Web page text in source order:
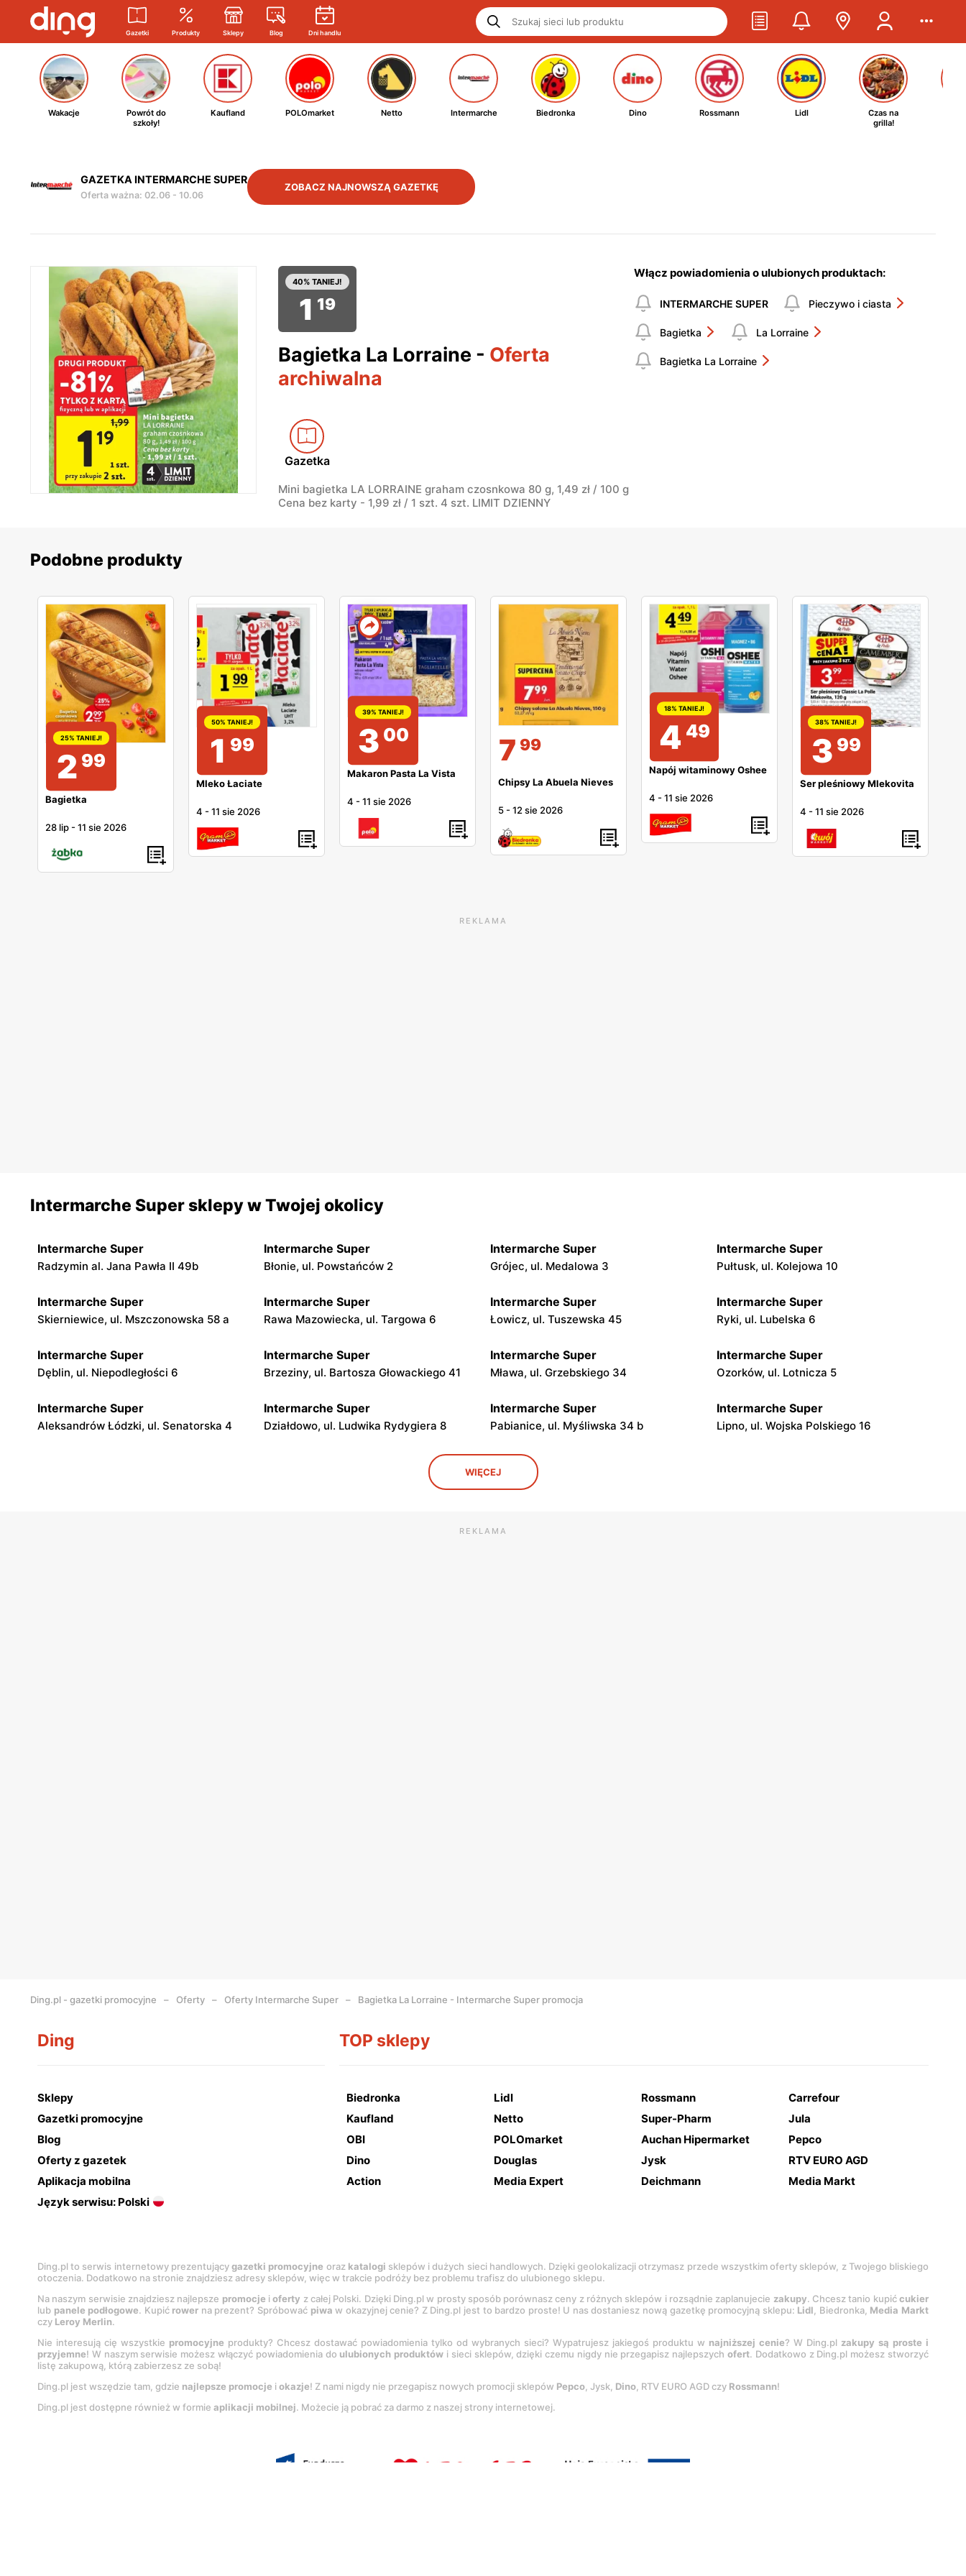
Gazetki Produkty Sklepy Blog Dni handlu
Wakacje
Powrót do
szkoły!
Kaufland POLOmarket Netto Intermarche Biedronka Dino Rossmann Lidl
Czas na
grilla!
GAZETKA INTERMARCHE SUPER
Oferta ważna: 02.06 - 10.06
ZOBACZ NAJNOWSZĄ GAZETKĘ
40% TANIEJ!
1 19
Bagietka La Lorraine - Oferta
archiwalna
Gazetka
Mini bagietka LA LORRAINE graham czosnkowa 80 g, 1,49 zł / 100 g
Cena bez karty - 1,99 zł / 1 szt. 4 szt. LIMIT DZIENNY
Włącz powiadomienia o ulubionych produktach:
INTERMARCHE SUPER Pieczywo i ciasta
Bagietka La Lorraine
Bagietka La Lorraine
Podobne produkty
25% TANIEJ!
2 99
Bagietka
28 lip -11 sie 2026
50% TANIEJ!
1 99
Mleko Łaciate
4 -11 sie 2026
39% TANIEJ!
3 00
Makaron Pasta La Vista
4 -11 sie 2026
7 99
Chipsy La Abuela Nieves
5 -12 sie 2026
18% TANIEJ!
4 49
Napój witaminowy Oshee
4 -11 sie 2026
38% TANIEJ!
3 99
Ser pleśniowy Mlekovita
4 -11 sie 2026
REKLAMA
Intermarche Super sklepy w Twojej okolicy
Intermarche Super
Radzymin al. Jana Pawła II 49b
Intermarche Super
Błonie, ul. Powstańców 2
Intermarche Super
Grójec, ul. Medalowa 3
Intermarche Super
Pułtusk, ul. Kolejowa 10
Intermarche Super
Skierniewice, ul. Mszczonowska 58 a
Intermarche Super
Rawa Mazowiecka, ul. Targowa 6
Intermarche Super
Łowicz, ul. Tuszewska 45
Intermarche Super
Ryki, ul. Lubelska 6
Intermarche Super
Dęblin, ul. Niepodległości 6
Intermarche Super
Brzeziny, ul. Bartosza Głowackiego 41
Intermarche Super
Mława, ul. Grzebskiego 34
Intermarche Super
Ozorków, ul. Lotnicza 5
Intermarche Super
Aleksandrów Łódzki, ul. Senatorska 4
Intermarche Super
Działdowo, ul. Ludwika Rydygiera 8
Intermarche Super
Pabianice, ul. Myśliwska 34 b
Intermarche Super
Lipno, ul. Wojska Polskiego 16
Intermarche Super
Brodnica, ul. Podgórna 65
Ciechocinek, ul. Mikołaja Kopernika 58 Radomsko, ul. Kościuszki 2B
WIĘCEJ
REKLAMA
Ding.pl - gazetki promocyjne Oferty Oferty Intermarche Super Bagietka La Lorraine - Intermarche Super promocja
Ding
Sklepy
Gazetki promocyjne
Blog
Oferty z gazetek
Aplikacja mobilna
Język serwisu: Polski
TOP sklepy
Biedronka Lidl Rossmann
Carrefour
Kaufland
Netto Super-Pharm
Jula
OBI
POLOmarket Auchan Hipermarket
Pepco
Dino
Douglas Jysk
RTV EURO AGD
Action
Media Expert Deichmann Media Markt
Ding.pl to serwis internetowy prezentującygazetki promocyjne oraz katalogi sklepów i dużych sieci handlowych. Dzięki geolokalizacji otrzymasz przede wszystkim oferty sklepów, z Twojego bliskiego
otoczenia. Dodatkowo na stronie znajdziesz adresy sklepów, więc w trakcie podróży bez problemu trafisz do ulubionego sklepu.
Na naszym serwisie znajdziesz najlepsze promocje ioferty z całej Polski. Dzięki Ding.pl w prosty sposób porównasz ceny z różnych sklepów i rozsądnie zaplanujecie zakupy. Chcesz tanio kupićcukier
lub panele podłogowe. Kupić rower na prezent? Spróbować piwa w okazyjnej cenie? Z Ding.pl jest to bardzo proste! U nas dostaniesz nową gazetkę promocyjną sklepu: Lidl, Biedronka, Media Markt
czy Leroy Merlin.
Nie interesują cię wszystkie promocyjne produkty? Chcesz dostawać powiadomienia tylko od wybranych sieci? Wypatrujesz jakiegoś produktu w najniższej cenie? W Ding.pl zakupy są proste i
przyjemne! W naszym serwisie możesz włączyć powiadomienia do ulubionych produktów i sieci sklepów, dzięki czemu nigdy nie przegapisz najlepszychofert. Dodatkowo z Ding.pl możesz stworzyć
listę zakupową, którą zabierzesz ze sobą!
Ding.pl jest wszędzie tam, gdzie najlepsze promocje i okazje! Z nami nigdy nie przegapisz nowych promocji sklepów Pepco, Jysk, Dino, RTV EURO AGD czy Rossmann!
Ding.pl jest dostępne również w formie aplikacji mobilnej. Możecie ją pobrać za darmo z naszej strony internetowej.